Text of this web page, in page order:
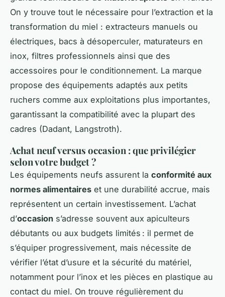
On y trouve tout le nécessaire pour l’extraction et la
transformation du miel : extracteurs manuels ou
électriques, bacs à désoperculer, maturateurs en
inox, filtres professionnels ainsi que des
accessoires pour le conditionnement. La marque
propose des équipements adaptés aux petits
ruchers comme aux exploitations plus importantes,
garantissant la compatibilité avec la plupart des
cadres (Dadant, Langstroth).
Achat neuf versus occasion : que privilégier
selon votre budget ?
Les équipements neufs assurent la conformité aux
normes alimentaires et une durabilité accrue, mais
représentent un certain investissement. L’achat
d’occasion s’adresse souvent aux apiculteurs
débutants ou aux budgets limités : il permet de
s’équiper progressivement, mais nécessite de
vérifier l’état d’usure et la sécurité du matériel,
notamment pour l’inox et les pièces en plastique au
contact du miel. On trouve régulièrement du